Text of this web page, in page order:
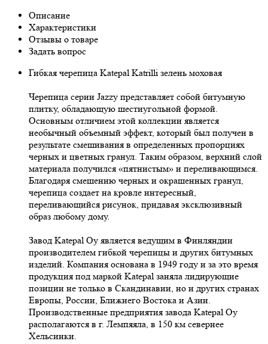
Описание
Характеристики
Отзывы о товаре
Задать вопрос
Гибкая черепица Katepal Katrilli зелень моховая
Черепица серии Jazzy представляет собой битумную
плитку, обладающую шестиугольной формой.
Основным отличием этой коллекции является
необычный объемный эффект, который был получен в
результате смешивания в определенных пропорциях
черных и цветных гранул. Таким образом, верхний слой
материала получился «пятнистым» и переливающимся.
Благодаря смешению черных и окрашенных гранул,
черепица создает на кровле интересный,
переливающийся рисунок, придавая эксклюзивный
образ любому дому.
Завод Katepal Oy является ведущим в Финляндии
производителем гибкой черепицы и других битумных
изделий. Компания основана в 1949 году и за это время
продукция под маркой Katepal заняла лидирующие
позиции не только в Скандинавии, но и других странах
Европы, России, Ближнего Востока и Азии.
Производственные предприятия завода Katepal Oy
располагаются в г. Лемпяяла, в 150 км севернее
Хельсинки.